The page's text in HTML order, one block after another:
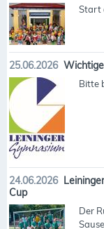
Start
25.06.2026
Bitte
24.06.2026
Cup
Der